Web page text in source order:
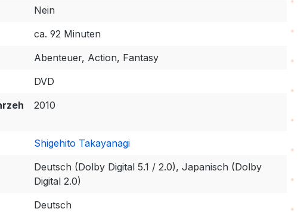
Nein
ca. 92 Minuten
Abenteuer, Action, Fantasy
DVD
2010
Shigehito Takayanagi
Deutsch (Dolby Digital 5.1 / 2.0), Japanisch (Dolby
Digital 2.0)
Deutsch